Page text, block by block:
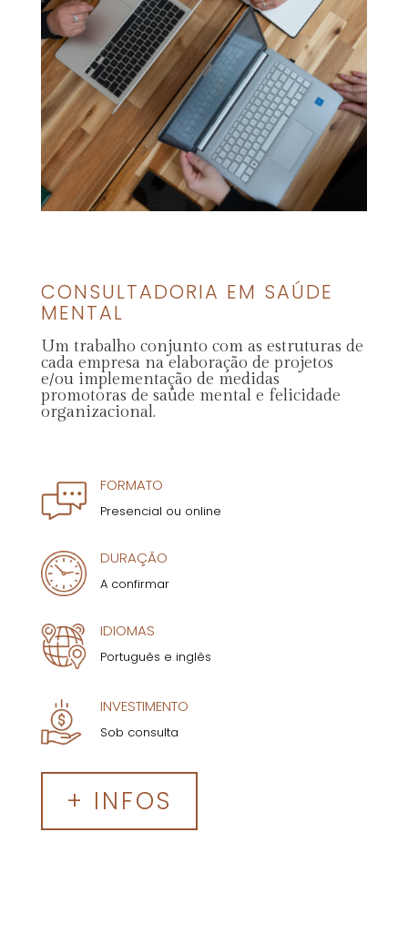
CONSULTADORIA EM SAÚDE
MENTAL
Um trabalho conjunto com as estruturas de
cada empresa na elaboração de projetos
e/ou implementação de medidas
promotoras de saúde mental e felicidade
organizacional.
FORMATO
Presencial ou online
DURAÇÃO
A confirmar
IDIOMAS
Português e inglês
INVESTIMENTO
Sob consulta
+ INFOS